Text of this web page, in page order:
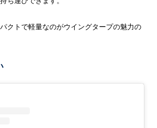
クトで軽量なのがウイングタープの魅力の